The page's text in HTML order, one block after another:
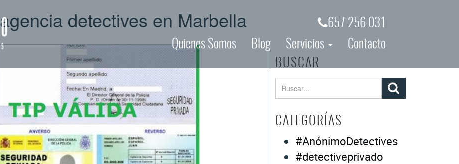
657 256 031
Quienes Somos
Blog Servicios Contacto
agencia detectives en Marbella
BUSCAR
CATEGORÍAS
#AnónimoDetectives
#detectiveprivado